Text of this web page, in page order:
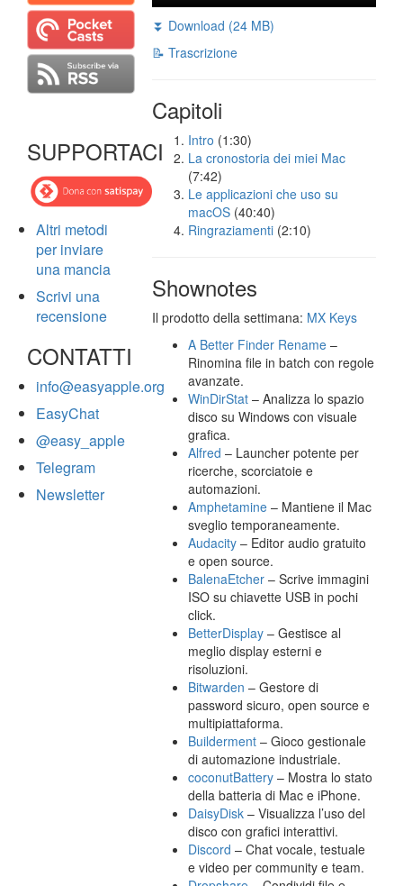
SUPPORTACI
Altri metodi
per inviare
una mancia
Scrivi una
recensione
CONTATTI
info@easyapple.org
EasyChat
@easy_apple
Telegram
Newsletter
⏬ Download (24 MB)
📝 Trascrizione
Capitoli
Intro (1:30)
La cronostoria dei miei Mac
(7:42)
Le applicazioni che uso su
macOS (40:40)
Ringraziamenti (2:10)
Shownotes
Il prodotto della settimana: MX Keys
A Better Finder Rename –
Rinomina file in batch con regole
avanzate.
WinDirStat – Analizza lo spazio
disco su Windows con visuale
grafica.
Alfred – Launcher potente per
ricerche, scorciatoie e
automazioni.
Amphetamine – Mantiene il Mac
sveglio temporaneamente.
Audacity – Editor audio gratuito
e open source.
BalenaEtcher – Scrive immagini
ISO su chiavette USB in pochi
click.
BetterDisplay – Gestisce al
meglio display esterni e
risoluzioni.
Bitwarden – Gestore di
password sicuro, open source e
multipiattaforma.
Builderment – Gioco gestionale
di automazione industriale.
coconutBattery – Mostra lo stato
della batteria di Mac e iPhone.
DaisyDisk – Visualizza l’uso del
disco con grafici interattivi.
Discord – Chat vocale, testuale
e video per community e team.